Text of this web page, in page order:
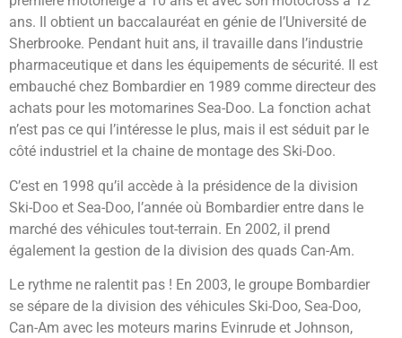
ans. Il obtient un baccalauréat en génie de l’Université de
Sherbrooke. Pendant huit ans, il travaille dans l’industrie
pharmaceutique et dans les équipements de sécurité. Il est
embauché chez Bombardier en 1989 comme directeur des
achats pour les motomarines Sea-Doo. La fonction achat
n’est pas ce qui l’intéresse le plus, mais il est séduit par le
côté industriel et la chaine de montage des Ski-Doo.
C’est en 1998 qu’il accède à la présidence de la division
Ski-Doo et Sea-Doo, l’année où Bombardier entre dans le
marché des véhicules tout-terrain. En 2002, il prend
également la gestion de la division des quads Can-Am.
Le rythme ne ralentit pas ! En 2003, le groupe Bombardier
se sépare de la division des véhicules Ski-Doo, Sea-Doo,
Can-Am avec les moteurs marins Evinrude et Johnson,